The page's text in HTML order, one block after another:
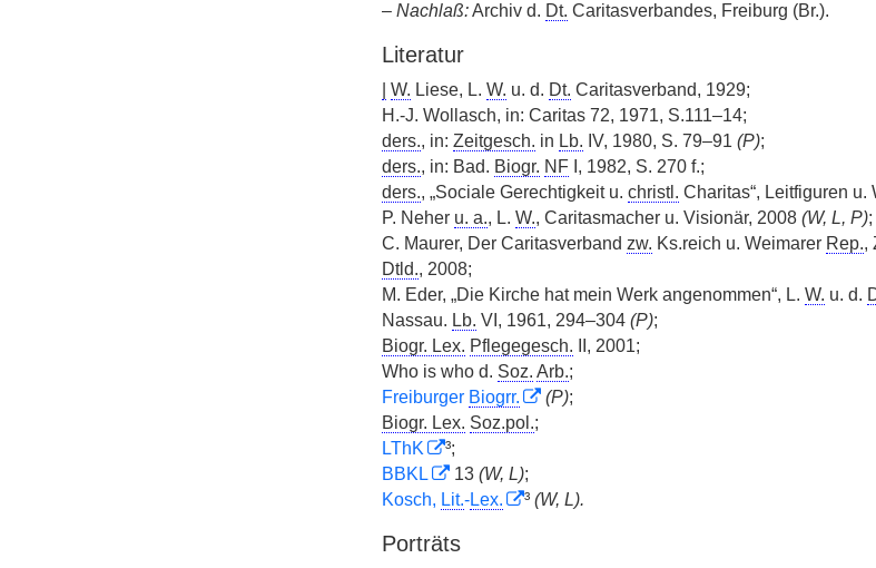
– Nachlaß:Archiv d. Dt. Caritasverbandes, Freiburg (Br.).
Literatur
W. Liese, L. W. u. d. Dt. Caritasverband, 1929;
H.-J. Wollasch, in: Caritas 72, 1971, S.111–14;
ders., in: Zeitgesch. in Lb. IV, 1980, S. 79–91 (P);
ders., in: Bad. Biogr. NFI, 1982, S. 270 f.;
ders., „Sociale Gerechtigkeit u. christl. Charitas“, Leitfiguren
P. Neher u. a., L. W., Caritasmacher u. Visionär, 2008 (W, L, P);
C. Maurer, Der Caritasverband zw. Ks.reich u. Weimarer Rep.,
Dtld., 2008;
M. Eder, „Die Kirche hat mein Werk angenommen“, L. W. u. d.
Nassau. Lb. VI, 1961, 294–304 (P);
Biogr. Lex. Pflegegesch. II, 2001;
Who is who d. Soz. Arb.;
Freiburger Biogrr. (P);
Biogr. Lex. Soz.pol.;
LThK
³;
BBKL
13 (W, L);
Kosch, Lit.-Lex. ³ (W, L).
Porträts